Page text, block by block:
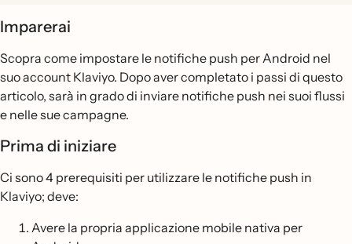
Imparerai
Scopra come impostare le notifiche push per Android nel
suo account Klaviyo. Dopo aver completato i passi di questo
articolo, sarà in grado di inviare notifiche push nei suoi flussi
e nelle sue campagne.
Prima di iniziare
Ci sono 4 prerequisiti per utilizzare le notifiche push in
Klaviyo; deve:
Avere la propria applicazione mobile nativa per